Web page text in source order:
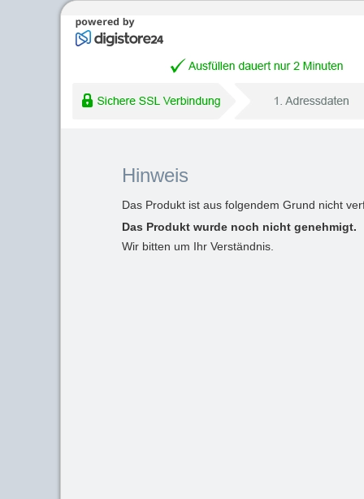
Hinweis
Das Produkt ist aus folgendem Grund nicht
Das Produkt wurde noch nicht genehmigt.
Wir bitten um Ihr Verständnis.